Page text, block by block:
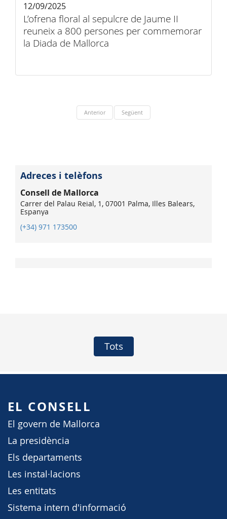
L’ofrena floral al sepulcre de Jaume II
reuneix a 800 persones per commemorar
la Diada de Mallorca
12/09/2025
Anterior Següent
Adreces i telèfons
Consell de Mallorca
Carrer del Palau Reial, 1, 07001 Palma, Illes Balears,
Espanya
(+34) 971 173500
Tots
EL CONSELL
El govern de Mallorca
La presidència
Els departaments
Les instal·lacions
Les entitats
Sistema intern d'informació